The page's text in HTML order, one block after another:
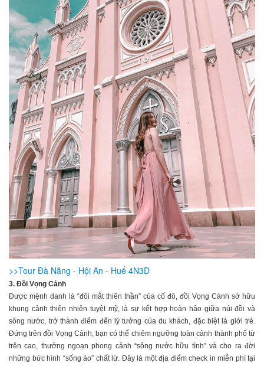
>>Tour Đà Nẵng - Hội An - Huế 4N3D
3. Đồi Vọng Cảnh
Được mệnh danh là “đôi mắt thiên thần” của cố đô, đồi Vọng Cảnh sở hữu
khung cảnh thiên nhiên tuyệt mỹ, là sự kết hợp hoàn hảo giữa núi đồi và
sông nước, trở thành điểm đến lý tưởng của du khách, đặc biệt là giới trẻ.
Đứng trên đồi Vọng Cảnh, bạn có thể chiêm ngưỡng toàn cảnh thành phố từ
trên cao, thưởng ngoạn phong cảnh “sông nước hữu tình” và cho ra đời
những bức hình “sống ảo” chất lừ. Đây là một địa điểm check in miễn phí tại